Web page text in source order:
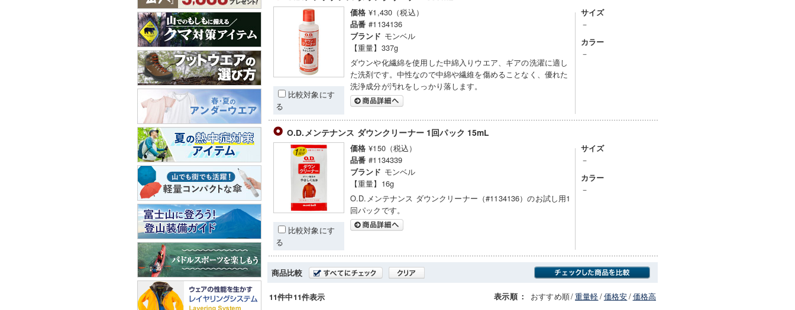
比較対象にす
る
価格 ¥1,430（税込）
品番 #1134136
ブランド モンベル
【重量】337g
ダウンや化繊綿を使用した中綿入りウエア、ギアの洗濯に適し
た洗剤です。中性なので中綿や繊維を傷めることなく、優れた
洗浄成分が汚れをしっかり落します。
サイズ
－
カラー
－
O.D.メンテナンス ダウンクリーナー 1回パック 15mL
比較対象にす
る
価格 ¥150（税込）
品番 #1134339
ブランド モンベル
【重量】16g
O.D.メンテナンス ダウンクリーナー（#1134136）のお試し用1
回パックです。
サイズ
－
カラー
－
商品比較
11件中11件表示 表示順 ： おすすめ順/重量軽/価格安/価格高